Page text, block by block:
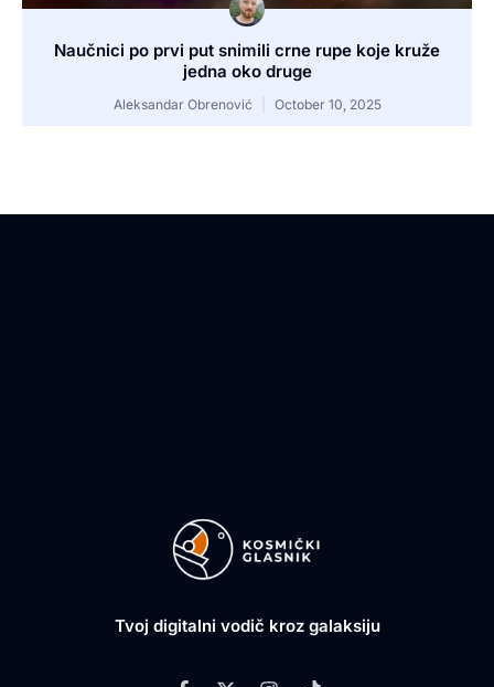
Naučnici po prvi put snimili crne rupe koje kruže
jedna oko druge
Aleksandar Obrenović October 10, 2025
Tvoj digitalni vodič kroz galaksiju